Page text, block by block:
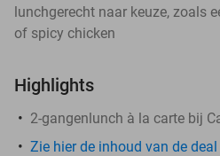
lunchgerecht naar keuze, zoals
of spicy chicken
Highlights
2-gangenlunch à la carte bij
Zie hier de inhoud van de deal